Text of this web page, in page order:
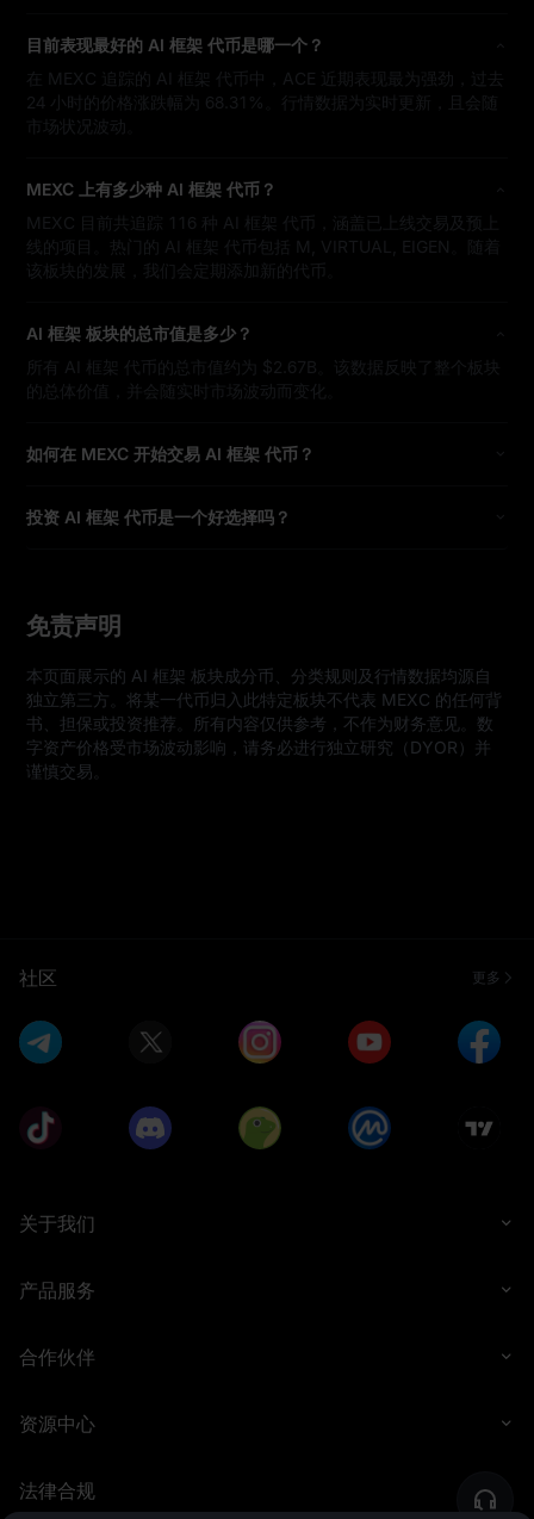
目前表现最好的 AI 框架 代币是哪一个？
在 MEXC 追踪的 AI 框架 代币中，ACE 近期表现最为强劲，过去
24 小时的价格涨跌幅为 68.31%。行情数据为实时更新，且会随
市场状况波动。
MEXC 上有多少种 AI 框架 代币？
MEXC 目前共追踪 116 种 AI 框架 代币，涵盖已上线交易及预上
线的项目。热门的 AI 框架 代币包括 M, VIRTUAL, EIGEN。随着
该板块的发展，我们会定期添加新的代币。
AI 框架 板块的总市值是多少？
所有 AI 框架 代币的总市值约为 $2.67B。该数据反映了整个板块
的总体价值，并会随实时市场波动而变化。
如何在 MEXC 开始交易 AI 框架 代币？
投资 AI 框架 代币是一个好选择吗？
免责声明
本页面展示的 AI 框架 板块成分币、分类规则及行情数据均源自
独立第三方。将某一代币归入此特定板块不代表 MEXC 的任何背
书、担保或投资推荐。所有内容仅供参考，不作为财务意见。数
字资产价格受市场波动影响，请务必进行独立研究（DYOR）并
谨慎交易。
社区 更多
关于我们
产品服务
合作伙伴
资源中心
法律合规